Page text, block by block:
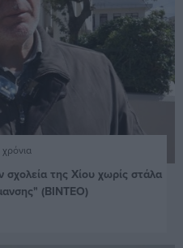
της Χίου χωρίς στάλα
(ΒΙΝΤΕΟ)